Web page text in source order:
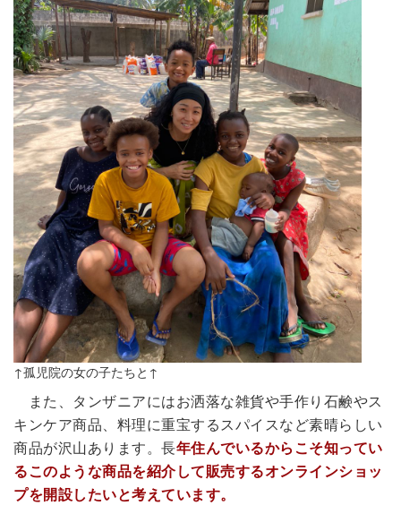
↑孤児院の女の子たちと↑
また、タンザニアにはお洒落な雑貨や手作り石鹸やス
キンケア商品、料理に重宝するスパイスなど素晴らしい
商品が沢山あります。長年住んでいるからこそ知ってい
るこのような商品を紹介して販売するオンラインショッ
プを開設したいと考えています。